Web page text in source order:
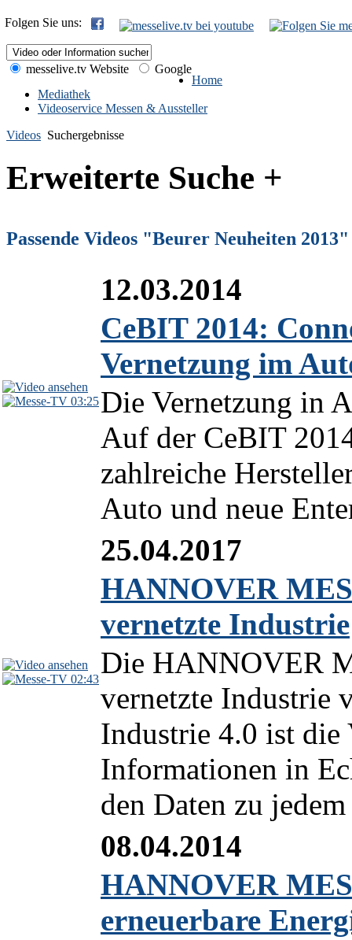
Folgen Sie uns:
messelive.tv Website
Google
Home
Mediathek
Videoservice Messen & Aussteller
Videos Suchergebnisse
Erweiterte Suche +
Passende Videos "Beurer Neuheiten 2013"
03:25
12.03.2014
CeBIT 2014:
Vernetzung im
Die Vernetzung in
Auf der CeBIT
zahlreiche
Auto und neue
02:43
25.04.2017
HANNOVER
vernetzte Industrie
Die HANNOVER
vernetzte Industrie
Industrie 4.0 ist die
Informationen in
den Daten zu
08.04.2014
HANNOVER
erneuerbare